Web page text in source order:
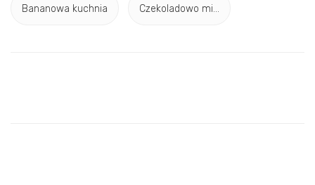
Bananowa kuchnia Czekoladowo mi...